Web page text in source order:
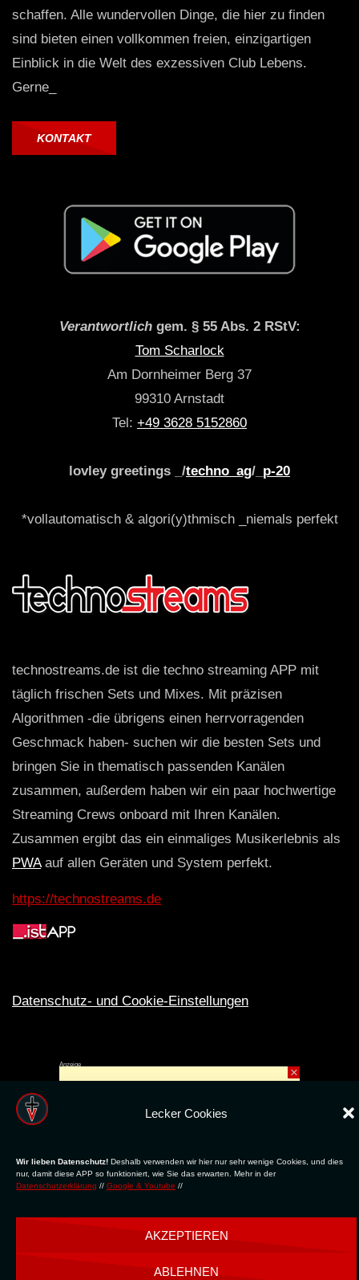
Lecker Cookies
Wir lieben Datenschutz! Deshalb verwenden wir hier nur sehr wenige Cookies, und dies
nur, damit diese APP so funktioniert, wie Sie das erwarten. Mehr in der
Datenschutzerklärung // Google & Youtube //
AKZEPTIEREN
ABLEHNEN
schaffen. Alle wundervollen Dinge, die hier zu finden
sind bieten einen vollkommen freien, einzigartigen
Einblick in die Welt des exzessiven Club Lebens.
Gerne_
KONTAKT
Verantwortlichgem. § 55 Abs. 2 RStV:
Tom Scharlock
Am Dornheimer Berg 37
99310 Arnstadt
Tel: +49 3628 5152860
lovley greetings _/techno_ag/_ p-20
*vollautomatisch & algori(y)thmisch _niemals perfekt
technostreams.de ist die techno streaming APP mit
täglich frischen Sets und Mixes. Mit präzisen
Algorithmen -die übrigens einen herrvorragenden
Geschmack haben- suchen wir die besten Sets und
bringen Sie in thematisch passenden Kanälen
zusammen, außerdem haben wir ein paar hochwertige
Streaming Crews onboard mit Ihren Kanälen.
Zusammen ergibt das ein einmaliges Musikerlebnis als
PWAauf allen Geräten und System perfekt.
https://technostreams.de
Datenschutz- und Cookie-Einstellungen
Anzeige
×